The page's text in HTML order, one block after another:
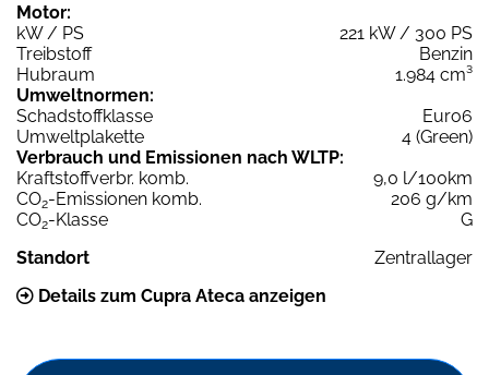
Motor:
kW / PS
221 kW / 300 PS
Treibstoff
Benzin
Hubraum
1.984 cm³
Umweltnormen:
Schadstoffklasse
Euro6
Umweltplakette
4 (Green)
Verbrauch und Emissionen nach WLTP:
Kraftstoffverbr. komb.
9,0 l/100km
CO2-Emissionen komb.
206 g/km
CO2-Klasse
G
Standort
Zentrallager
Details zum Cupra Ateca anzeigen